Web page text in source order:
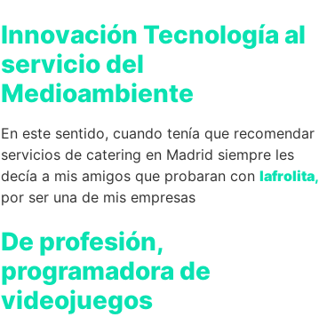
Innovación Tecnología al
servicio del
Medioambiente
En este sentido, cuando tenía que recomendar
servicios de catering en Madrid siempre les
decía a mis amigos que probaran con lafrolita,
por ser una de mis empresas
De profesión,
programadora de
videojuegos